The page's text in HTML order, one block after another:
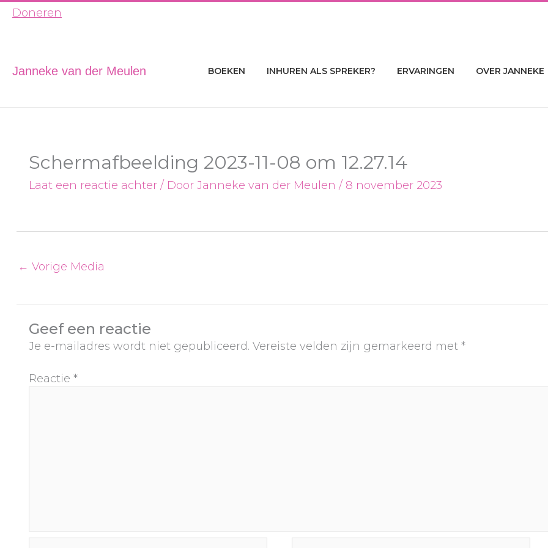
GaDoneren
Janneke van der Meulen BOEKEN INHUREN ALS SPREKER? ERVARINGEN OVER JANNEKE
Schermafbeelding 2023-11-08 om 12.27.14
Laat een reactie achter / Door Janneke van der Meulen / 8 november 2023
← Vorige Media
Geef een reactie
Je e-mailadres wordt niet gepubliceerd. Vereiste velden zijn gemarkeerd met *
Reactie *